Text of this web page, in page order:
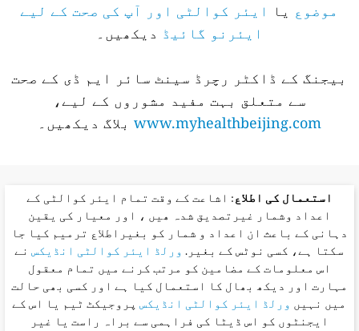
موضوعیا
ایئر کوالٹی اور آپ کی صحت کے لیے
ایئرنو گائیڈدیکھیں۔
بیجنگ کے ڈاکٹر رچرڈ سینٹ سائر ایم ڈی کے صحت
سے متعلق بہت مفید مشوروں کے لیے،
www.myhealthbeijing.comبلاگ دیکھیں۔
استعمال کی اطلاع: اشاعت کے وقت تمام ایئر کوالٹی کے
اعداد وشمار غیرتصدیق شدہ ھیں ، اور معیار کی یقین
دہانی کے باعث ان اعداد و شمار کو بغیراطلاع ترمیم کیا جا
سکتا ہے، کسی نوٹس کے بغیر.ورلڈ ایئر کوالٹی انڈیکسنے
اس معلومات کے مضامین کو مرتب کرنے میں تمام معقول
مہارت اور دیکھ بھال کا استعمال کیا ہے اور کسی بھی حالت
میں نہیںورلڈ ایئر کوالٹی انڈیکسپروجیکٹ ٹیم یا اس کے
ایجنٹوں کو اس ڈیٹا کی فراہمی سے براہ راست یا غیر